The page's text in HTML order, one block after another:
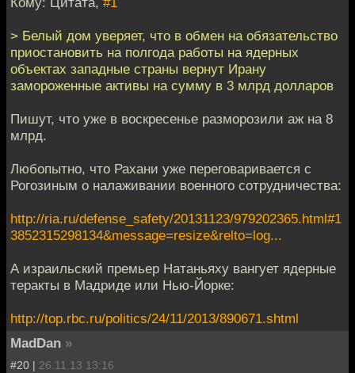
> Белый дом уверяет, что в обмен на обязательство
приостановить на полгода работы на ядерных
объектах западные страны вернут Ирану
замороженные активы на сумму в 3 млрд долларов
Пишут, что уже в воскресенье разморозили аж на 8
млрд.
Любопытно, что Рахани уже переговаривается с
Рогозиным о налаживании военного сотрудничества:
http://ria.ru/defense_safety/20131123/979202365.html#1
3852315298134&message=resize&relto=log...
А израильский премьер Натаньяху вангует ядерные
теракты в Мадриде или Нью-Йорке:
http://top.rbc.ru/politics/24/11/2013/890671.shtml
MadDan »
#20 | 26.11.13 13:16